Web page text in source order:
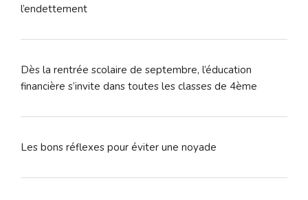
l’endettement
Dès la rentrée scolaire de septembre, l’éducation
financière s’invite dans toutes les classes de 4ème
Les bons réflexes pour éviter une noyade